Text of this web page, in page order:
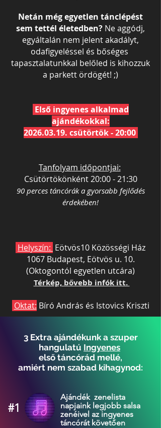
Netán még egyetlen tánclépést
sem tettél életedben? Ne aggódj,
egyáltalán nem jelent akadályt,
odafigyeléssel és bőséges
tapasztalatunkkal belőled is kihozzuk
a parkett ördögét! ;)
Első ingyenes alkalmad
ajándékokkal:
2026.03.19. csütörtök - 20:00
Tanfolyam időpontjai:
Csütörtökönként 20:00 - 21:30
90 perces táncórák a gyorsabb fejlődés
érdekében!
Helyszín: Eötvös10 Közösségi Ház
1067 Budapest, Eötvös u. 10.
(Oktogontól egyetlen utcára)
Térkép, bővebb infók itt.
Oktat: Bíró András és Istovics Kriszti
3 Extra ajándékunk a szuper
hangulatú Ingyenes
első táncórád mellé,
amiért nem szabad kihagynod:
#1
Ajándék zenelista
napjaink legjobb salsa
zenéivel az ingyenes
táncórát követően